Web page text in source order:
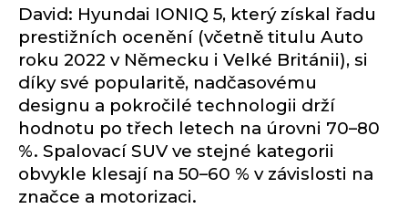
David: Hyundai IONIQ 5, který získal řadu
prestižních ocenění (včetně titulu Auto
roku 2022 v Německu i Velké Británii), si
díky své popularitě, nadčasovému
designu a pokročilé technologii drží
hodnotu po třech letech na úrovni 70–80
%. Spalovací SUV ve stejné kategorii
obvykle klesají na 50–60 % v závislosti na
značce a motorizaci.